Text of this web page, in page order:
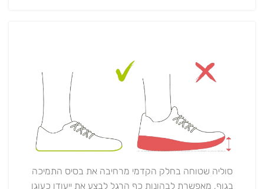
סוליה שטוחה בחלק הקדמי מרחיבה את בסיס התמיכה
בגוף, מאפשרת לבהונות כף הרגל לבצע את ייעודן כעוגן